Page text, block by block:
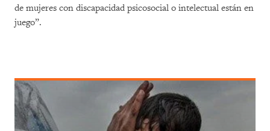
de mujeres con discapacidad psicosocial o intelectual están en
juego”.